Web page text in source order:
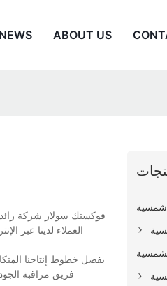
NEWS ABOUT US
فوكستك سولار شركة
العملاء لدينا عبر
بفضل خطوط إنتاجنا
فريق مراقبة
شمسية